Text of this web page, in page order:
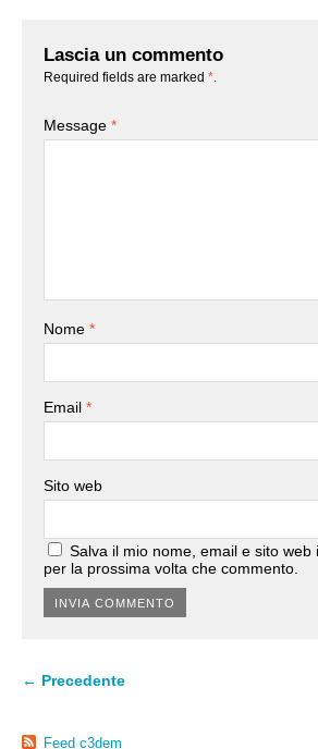
Lascia un commento
Required fields are marked *
Message *
Nome *
Email *
Sito web
Salva il mio nome, email e sito web
per la prossima volta che commento.
← Precedente
Feed c3dem